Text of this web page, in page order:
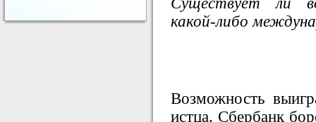
какой-либо
Возможность
истца. Сбербанк